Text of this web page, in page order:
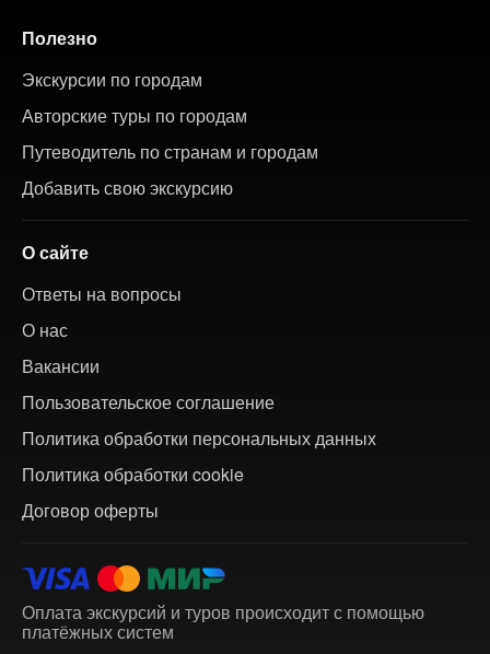
Полезно
Экскурсии по городам
Авторские туры по городам
Путеводитель по странам и городам
Добавить свою экскурсию
О сайте
Ответы на вопросы
О нас
Вакансии
Пользовательское соглашение
Политика обработки персональных данных
Политика обработки cookie
Договор оферты
Оплата экскурсий и туров происходит с помощью
платёжных систем